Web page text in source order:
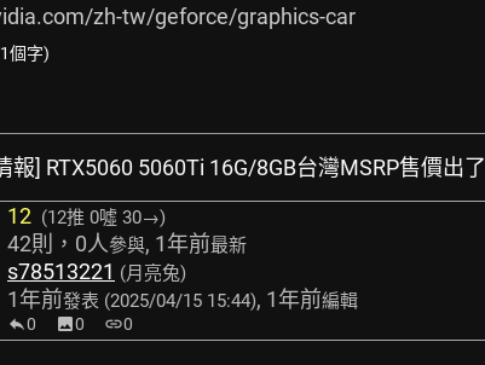
zh-tw/geforce/graphics-car
個字)
報] RTX5060 5060Ti 16G/8GB台灣MSRP售價出了
12 (12推 0噓 30→)
42則，0人參與, 1年前最新
s78513221 (月亮兔)
1年前發表 (2025/04/15 15:44), 1年前編輯
0 image0 link0